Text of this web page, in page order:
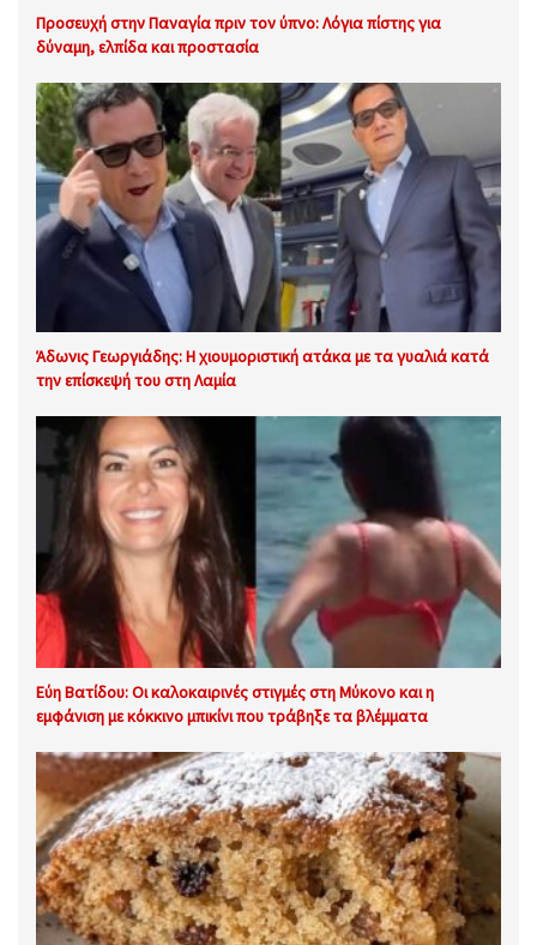
Προσευχή στην Παναγία πριν τον ύπνο: Λόγια πίστης για
δύναμη, ελπίδα και προστασία
Άδωνις Γεωργιάδης: Η χιουμοριστική ατάκα με τα γυαλιά κατά
την επίσκεψή του στη Λαμία
Εύη Βατίδου: Οι καλοκαιρινές στιγμές στη Μύκονο και η
εμφάνιση με κόκκινο μπικίνι που τράβηξε τα βλέμματα